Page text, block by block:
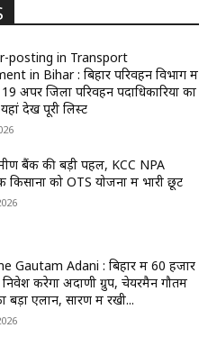
posting in Transport
in Bihar : बिहार परिवहन विभाग में
अपर जिला परिवहन पदाधिकारियों का
देखें पूरी लिस्ट
बैंक की बड़ी पहल, KCC NPA
किसानों को OTS योजना में भारी छूट
Gautam Adani : बिहार में 60 हजार
करेगा अदाणी ग्रुप, चेयरमैन गौतम
बड़ा एलान, सारण में रखी...